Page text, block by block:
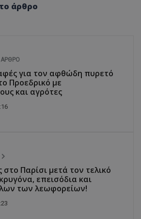
άρθρο
για τον αφθώδη πυρετό
Προεδρικό με
και αγρότες
στο Παρίσι μετά τον τελικό
επεισόδια και
των λεωφορείων!